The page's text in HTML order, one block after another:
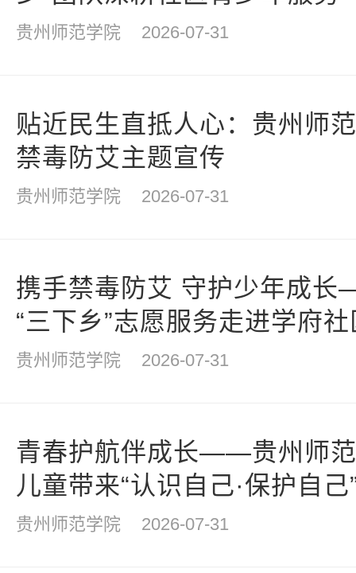
贵州师范学院 2026-07-31
贴近民生直抵人心：贵州师
禁毒防艾主题宣传
贵州师范学院 2026-07-31
携手禁毒防艾 守护少年成
“三下乡”志愿服务走进学府社
贵州师范学院 2026-07-31
青春护航伴成长——贵州师
儿童带来“认识自己·保护自己
贵州师范学院 2026-07-31